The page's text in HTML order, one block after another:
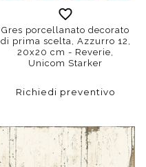
Gres porcellanato decorato
di prima scelta, Azzurro 12,
20x20 cm - Reverie,
Unicom Starker
Richiedi preventivo